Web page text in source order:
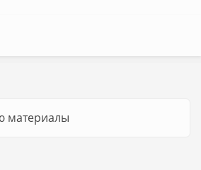
материалы